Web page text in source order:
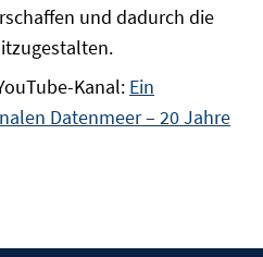
und dadurch die
Kanal: Ein
Datenmeer – 20 Jahre